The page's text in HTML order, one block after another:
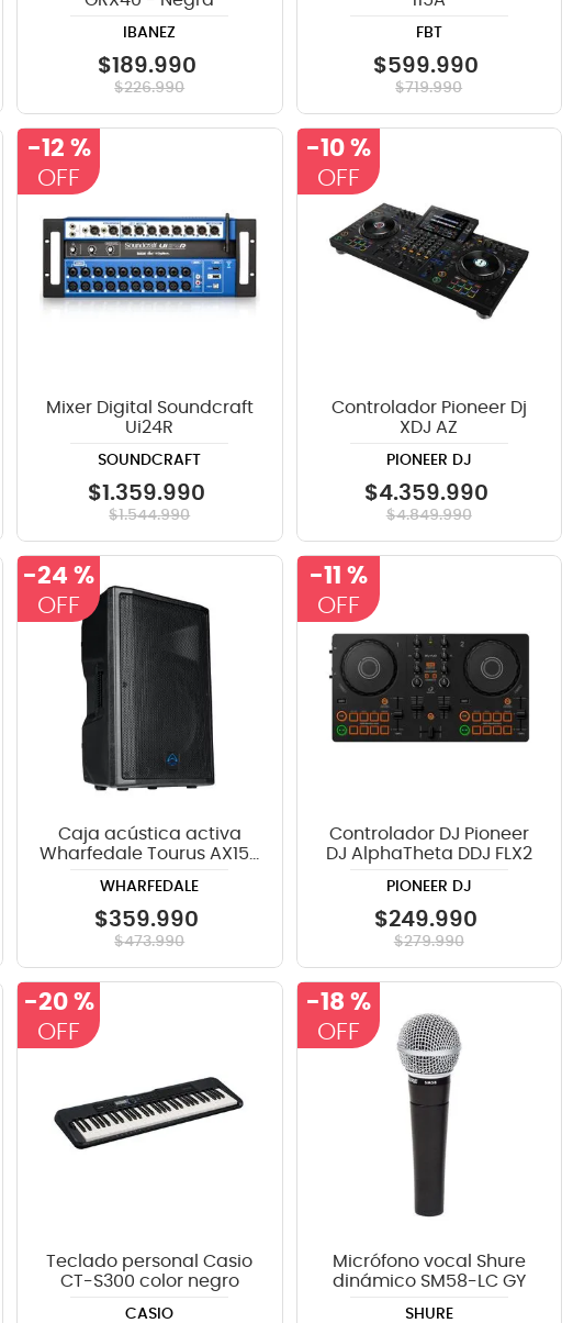
IBANEZ
$189.990
$226.990
FBT
$599.990
$719.990
-12 %
Mixer Digital Soundcraft
Ui24R
SOUNDCRAFT
$1 .359.990
$1.544.990
-10 %
Controlador Pioneer Dj
XDJ AZ
PIONEER DJ
$4.359.990
$4.849.990
-24 %
Caja acústica activa
Wharfedale Tourus AX15-
WHARFEDALE
$359.990
$473.990
-11 %
Controlador DJ Pioneer
DJ AlphaTheta DDJ FLX2
PIONEER DJ
$249.990
$279.990
-20 %
Teclado personal Casio
CT-S300 color negro
CASIO
-18 %
Micrófono vocal Shure
dinámico SM58-LC GY
SHURE